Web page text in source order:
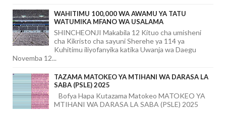
WAHITIMU 100,000 WA AWAMU YA TATU
WATUMIKA MFANO WA USALAMA
SHINCHEONJI Makabila 12 Kituo cha umisheni
cha Kikristo cha sayuni Sherehe ya 114 ya
Kuhitimu iliyofanyika katika Uwanja wa Daegu
Novemba 12...
TAZAMA MATOKEO YA MTIHANI WA DARASA LA
SABA (PSLE) 2025
Bofya Hapa Kutazama Matokeo MATOKEO YA
MTIHANI WA DARASA LA SABA (PSLE) 2025